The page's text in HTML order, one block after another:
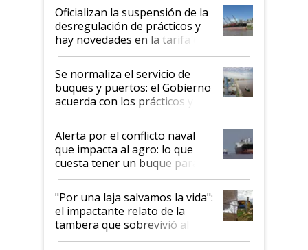
Oficializan la suspensión de la
desregulación de prácticos y
hay novedades en la tarifa de
la hidrovía
Se normaliza el servicio de
buques y puertos: el Gobierno
acuerda con los prácticos y
suspende el decreto de
desregulación
Alerta por el conflicto naval
que impacta al agro: lo que
cuesta tener un buque parado
y el peligro de que Argentina
pase a ser "país sucio"
"Por una laja salvamos la vida":
el impactante relato de la
tambera que sobrevivió al
tornado